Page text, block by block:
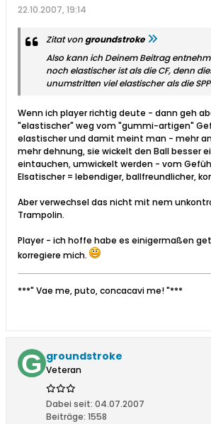
22.10.2007, 19:14
Zitat von groundstroke
Also kann ich Deinem Beitrag
noch elastischer ist als die CF, denn
unumstritten viel elastischer als die
Wenn ich player richtig deute - dann geh
"elastischer" weg vom "gummi-artigen"
elastischer und damit meint man - mehr
mehr dehnung, sie wickelt den Ball besser
eintauchen, umwickelt werden - vom
Elsatischer = lebendiger, ballfreundlicher,
Aber verwechsel das nicht mit nem
Trampolin.
Player - ich hoffe habe es einigermaßen
korregiere mich.
***" Vae me, puto, concacavi me! "***
groundstroke
Veteran
Dabei seit: 04.07.2007
Beiträge: 1558